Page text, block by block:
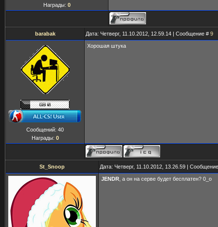
Награды: 0
barabak Дата: Четверг, 11.10.2012, 12.59.14 | Сообщение # 9
Сообщений: 40
Награды: 0
Хорошая штука
St_Snoop Дата: Четверг, 11.10.2012, 13.26.59 |
JENDR , а он на серве будет бесплатен? 0_о